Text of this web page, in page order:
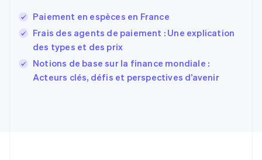
Paiement en espèces en France
Frais des agents de paiement : Une explication
des types et des prix
Notions de base sur la finance mondiale :
Acteurs clés, défis et perspectives d’avenir
EnglishSvenska
FrançaisEnglish
Gibraltar
English
Grèce